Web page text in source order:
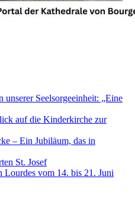
unserer Seelsorgeeinheit: „Eine
auf die Kinderkirche zur
– Ein Jubiläum, das in
St. Josef
Lourdes vom 14. bis 21. Juni